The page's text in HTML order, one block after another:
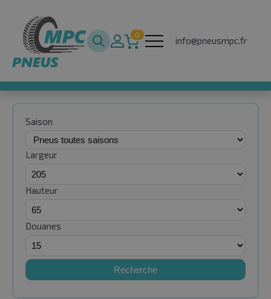
0
info@pneusmpc.fr
Saison
Largeur
Hauteur
Douanes
Recherche